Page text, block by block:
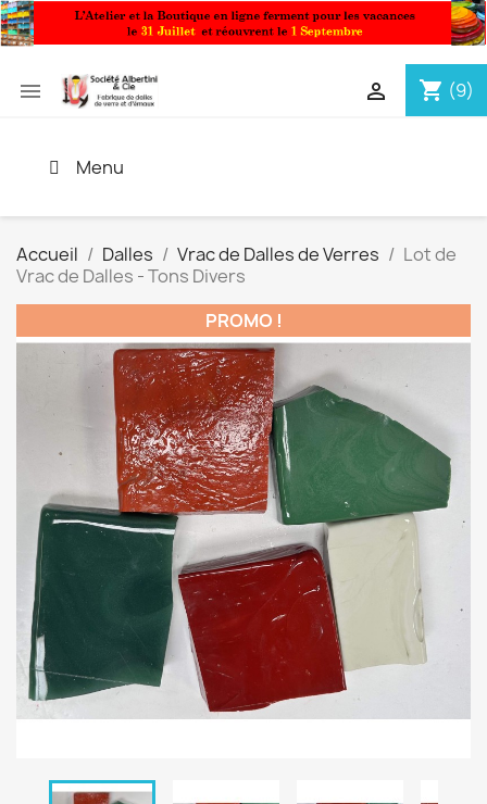
 shopping_cart (9)

Menu
Accueil Dalles Vrac de Dalles de Verres
Lot de
Vrac de Dalles - Tons Divers
PROMO !